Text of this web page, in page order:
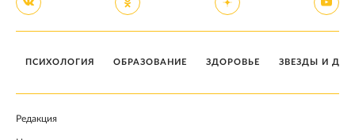
ПСИХОЛОГИЯ ОБРАЗОВАНИЕ ЗДОРОВЬЕ ЗВЕЗДЫ И
Редакция